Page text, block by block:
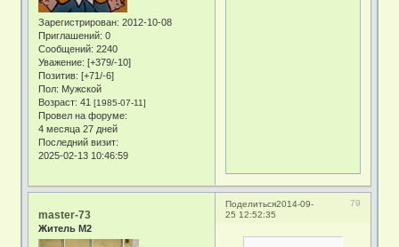
Зарегистрирован: 2012-10-08
Приглашений: 0
Сообщений: 2240
Уважение: [+379/-10]
Позитив: [+71/-6]
Пол: Мужской
Возраст: 41[1985-07-11]
Провел на форуме:
4 месяца 27 дней
Последний визит:
2025-02-13 10:46:59
Поделиться 79
2014-09-
25 12:52:35
master-73
Житель М2